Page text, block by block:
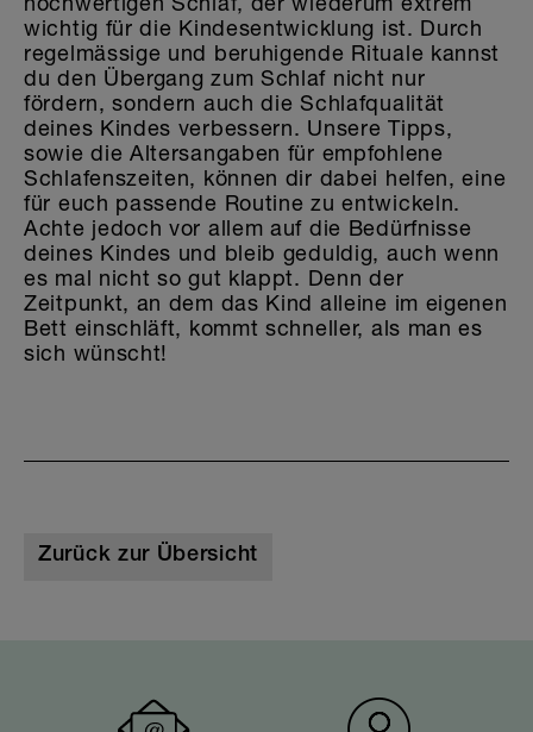
wichtig für die Kindesentwicklung ist. Durch
regelmässige und beruhigende Rituale kannst
du den Übergang zum Schlaf nicht nur
fördern, sondern auch die Schlafqualität
deines Kindes verbessern. Unsere Tipps,
sowie die Altersangaben für empfohlene
Schlafenszeiten, können dir dabei helfen, eine
für euch passende Routine zu entwickeln.
Achte jedoch vor allem auf die Bedürfnisse
deines Kindes und bleib geduldig, auch wenn
es mal nicht so gut klappt. Denn der
Zeitpunkt, an dem das Kind alleine im eigenen
Bett einschläft, kommt schneller, als man es
sich wünscht!
Zurück zur Übersicht